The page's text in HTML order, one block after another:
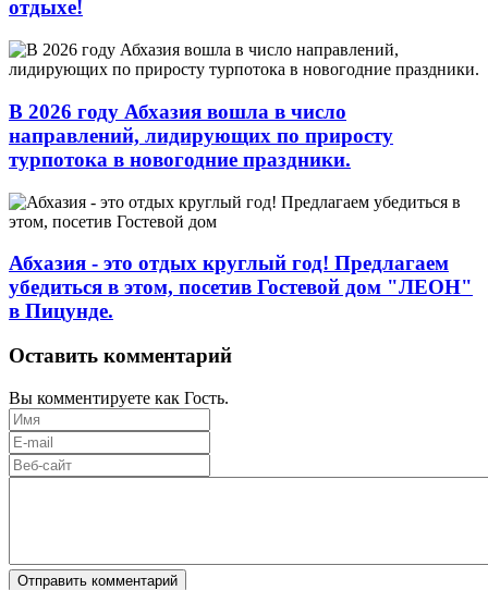
отдыхе!
В 2026 году Абхазия вошла в число
направлений, лидирующих по приросту
турпотока в новогодние праздники.
Абхазия - это отдых круглый год! Предлагаем
убедиться в этом, посетив Гостевой дом "ЛЕОН"
в Пицунде.
Оставить комментарий
Вы комментируете как Гость.
Отправить комментарий